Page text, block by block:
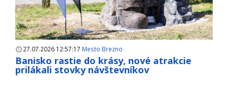
27.07.2026 12:57:17 Mesto Brezno
Banisko rastie do krásy, nové atrakcie
prilákali stovky návštevníkov